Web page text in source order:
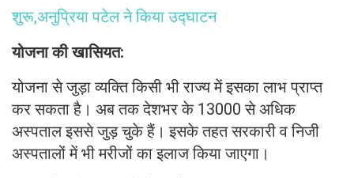
शुरू,अनुप्रिया पटेल ने किया उद्घाटन
योजना की खासियत:
योजना से जुड़ा व्यक्ति किसी भी राज्य में इसका लाभ प्राप्त
कर सकता है। अब तक देशभर के 13000 से अधिक
अस्पताल इससे जुड़ चुके हैं। इसके तहत सरकारी व निजी
अस्पतालों में भी मरीजों का इलाज किया जाएगा।